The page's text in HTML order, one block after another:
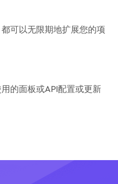
可以无限期地扩展您的项
的面板或API配置或更新